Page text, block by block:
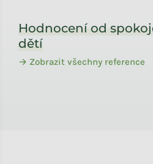
Hodnocení od
dětí
→ Zobrazit všechny reference